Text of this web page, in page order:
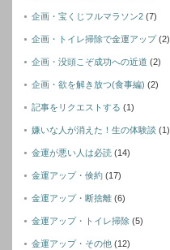
企画・宝くじフルマラソン2 (7)
企画・トイレ掃除で金運アップ (2)
企画・没頭こぞ成功への近道 (2)
企画・欲を解き放つ(食事編) (2)
記事をリクエストする (1)
嫌いな人が消えた！生の体験談 (1)
金運が悪い人は必読 (14)
金運アップ・倹約 (17)
金運アップ・断捨離 (6)
金運アップ・トイレ掃除 (5)
金運アップ・その他 (12)